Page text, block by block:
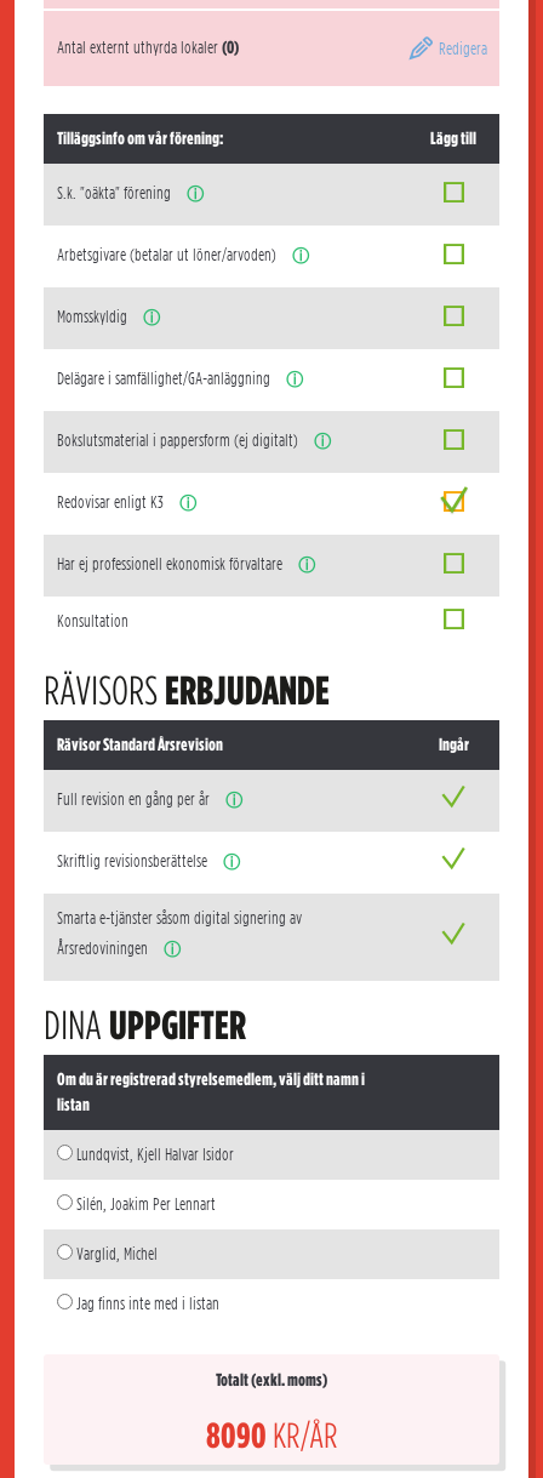
Antal externt uthyrda lokaler(0) Redigera
Tilläggsinfo om vår förening: Lägg till
S.k. "oäkta" förening ⓘ
Arbetsgivare (betalar ut löner/arvoden) ⓘ
Momsskyldig ⓘ
Delägare i samfällighet/GA-anläggning ⓘ
Bokslutsmaterial i pappersform (ej digitalt) ⓘ
Redovisar enligt K3 ⓘ
Har ej professionell ekonomisk förvaltare ⓘ
Konsultation
RÄVISORSERBJUDANDE
Rävisor Standard Årsrevision Ingår
Full revision en gång per år ⓘ
Skriftlig revisionsberättelse ⓘ
Smarta e-tjänster såsom digital signering av
Årsredoviningen
ⓘ
DINA UPPGIFTER
Om du är registrerad styrelsemedlem, välj ditt namn i
listan
Lundqvist, Kjell Halvar Isidor
Silén, Joakim Per Lennart
Varglid, Michel
Jag finns inte med i listan
Totalt (exkl. moms)
8090 KR/ÅR